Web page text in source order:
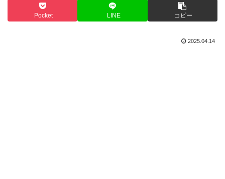
Pocket LINE コピー
2025.04.14